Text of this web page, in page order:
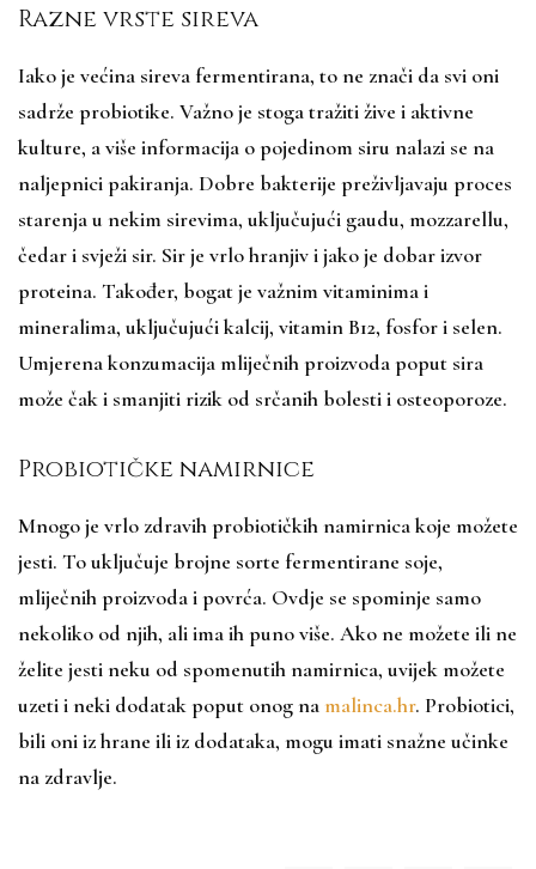
Razne vrste sireva
Iako je većina sireva fermentirana, to ne znači da svi oni
sadrže probiotike. Važno je stoga tražiti žive i aktivne
kulture, a više informacija o pojedinom siru nalazi se na
naljepnici pakiranja. Dobre bakterije preživljavaju proces
starenja u nekim sirevima, uključujući gaudu, mozzarellu,
čedar i svježi sir. Sir je vrlo hranjiv i jako je dobar izvor
proteina. Također, bogat je važnim vitaminima i
mineralima, uključujući kalcij, vitamin B12, fosfor i selen.
Umjerena konzumacija mliječnih proizvoda poput sira
može čak i smanjiti rizik od srčanih bolesti i osteoporoze.
Probiotičke namirnice
Mnogo je vrlo zdravih probiotičkih namirnica koje možete
jesti. To uključuje brojne sorte fermentirane soje,
mliječnih proizvoda i povrća. Ovdje se spominje samo
nekoliko od njih, ali ima ih puno više. Ako ne možete ili ne
želite jesti neku od spomenutih namirnica, uvijek možete
uzeti i neki dodatak poput onog namalinca.hr. Probiotici,
bili oni iz hrane ili iz dodataka, mogu imati snažne učinke
na zdravlje.